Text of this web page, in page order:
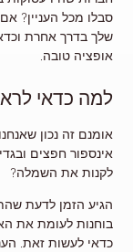
סבלו מכל העניין?
שלך בדרך אחרת
אופציה טובה.
למה כדאי
אומנם זה נכון
אינספור חפצים
לקנות את השמלה?
הגיע הזמן לדעת
בוחנות לעומת את
כדאי לעשות זאת.